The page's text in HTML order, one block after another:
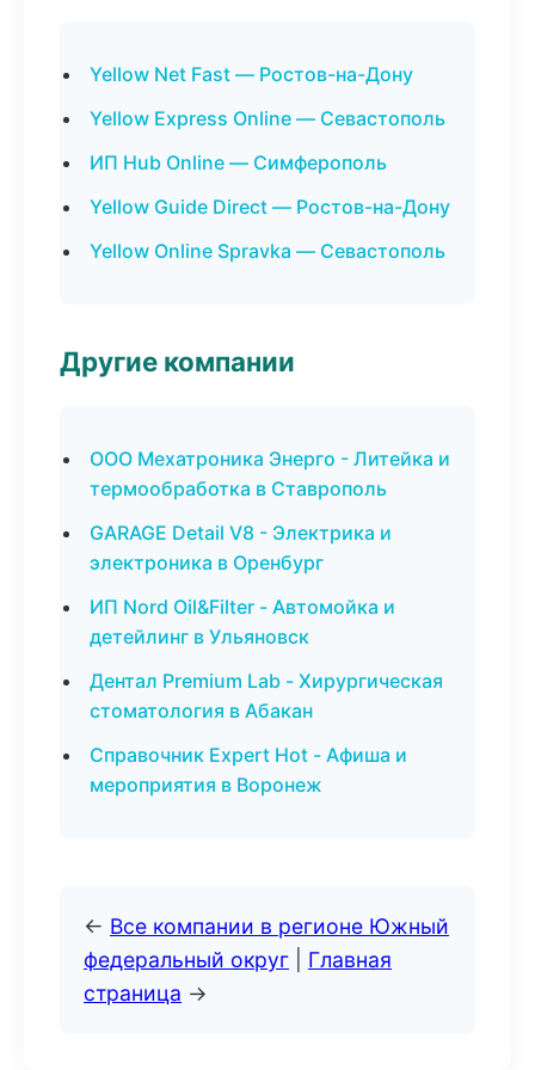
Yellow Net Fast — Ростов-на-Дону
Yellow Express Online — Севастополь
ИП Hub Online — Симферополь
Yellow Guide Direct — Ростов-на-Дону
Yellow Online Spravka — Севастополь
Другие компании
ООО Мехатроника Энерго - Литейка и
термообработка в Ставрополь
GARAGE Detail V8 - Электрика и
электроника в Оренбург
ИП Nord Oil&Filter - Автомойка и
детейлинг в Ульяновск
Дентал Premium Lab - Хирургическая
стоматология в Абакан
Справочник Expert Hot - Афиша и
мероприятия в Воронеж
← Все компании в регионе Южный
федеральный округ
Главная
страница →